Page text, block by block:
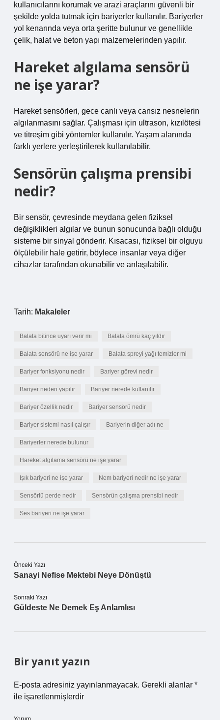
kullanıcılarını korumak ve arazi araçlarını güvenli bir
şekilde yolda tutmak için bariyerler kullanılır. Bariyerler
yol kenarında veya orta şeritte bulunur ve genellikle
çelik, halat ve beton yapı malzemelerinden yapılır.
Hareket algılama sensörü
ne işe yarar?
Hareket sensörleri, gece canlı veya cansız nesnelerin
algılanmasını sağlar. Çalışması için ultrason, kızılötesi
ve titreşim gibi yöntemler kullanılır. Yaşam alanında
farklı yerlere yerleştirilerek kullanılabilir.
Sensörün çalışma prensibi
nedir?
Bir sensör, çevresinde meydana gelen fiziksel
değişiklikleri algılar ve bunun sonucunda bağlı olduğu
sisteme bir sinyal gönderir. Kısacası, fiziksel bir olguyu
ölçülebilir hale getirir, böylece insanlar veya diğer
cihazlar tarafından okunabilir ve anlaşılabilir.
Tarih: Makaleler
Balata bitince uyarı verir mi Balata ömrü kaç yıldır
Balata sensörü ne işe yarar Balata spreyi yağı temizler mi
Bariyer fonksiyonu nedir Bariyer görevi nedir
Bariyer neden yapılır Bariyer nerede kullanılır
Bariyer özellik nedir Bariyer sensörü nedir
Bariyer sistemi nasıl çalışır Bariyerin diğer adı ne
Bariyerler nerede bulunur
Hareket algılama sensörü ne işe yarar
Işık bariyeri ne işe yarar Nem bariyeri nedir ne işe yarar
Sensörlü perde nedir Sensörün çalışma prensibi nedir
Ses bariyeri ne işe yarar
Önceki Yazı
Sanayi Nefise Mektebi Neye Dönüştü
Sonraki Yazı
Güldeste Ne Demek Eş Anlamlısı
Bir yanıt yazın
E-posta adresiniz yayınlanmayacak. Gerekli alanlar *
ile işaretlenmişlerdir